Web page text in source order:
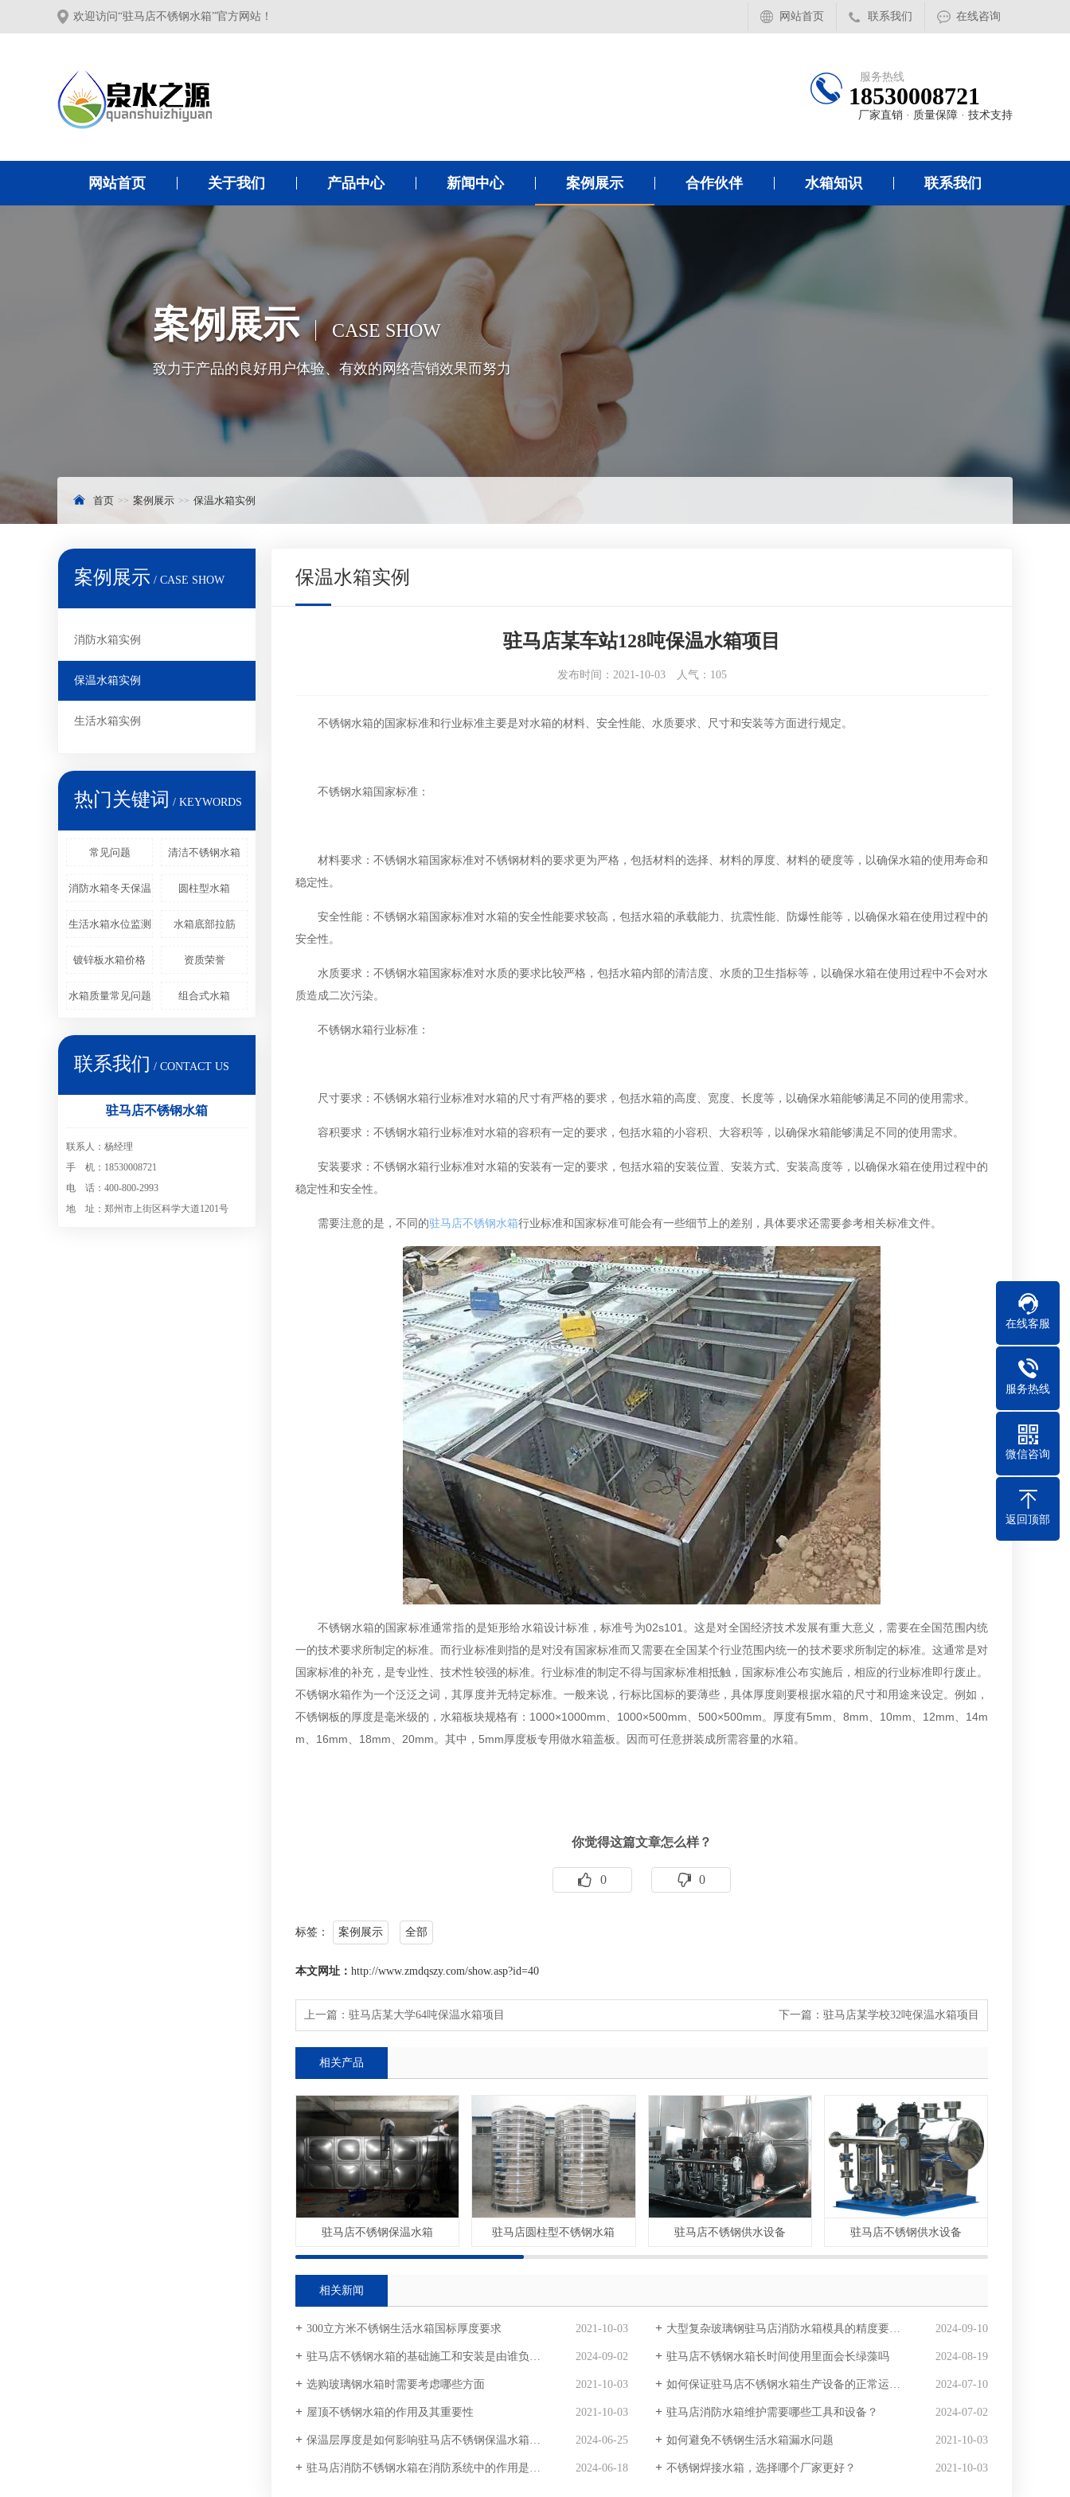
欢迎访问“驻马店不锈钢水箱”官方网站！ 网站首页 联系我们 在线咨询
服务热线
18530008721
厂家直销 · 质量保障 · 技术支持
网站首页 关于我们 产品中心 新闻中心 案例展示 合作伙伴 水箱知识 联系我们
案例展示 CASE SHOW
致力于产品的良好用户体验、有效的网络营销效果而努力
首页 案例展示 保温水箱实例
案例展示 / CASE SHOW
消防水箱实例
保温水箱实例
生活水箱实例
热门关键词 / KEYWORDS
常见问题 清洁不锈钢水箱
消防水箱冬天保温 圆柱型水箱
生活水箱水位监测 水箱底部拉筋
镀锌板水箱价格 资质荣誉
水箱质量常见问题 组合式水箱
联系我们 / CONTACT US
驻马店不锈钢水箱
联系人：杨经理
手 机：18530008721
电 话：400-800-2993
地 址：郑州市上街区科学大道1201号
保温水箱实例
驻马店某车站128吨保温水箱项目
发布时间：2021-10-03 人气： 105
不锈钢水箱的国家标准和行业标准主要是对水箱的材料、安全性能、水质要求、尺寸和安装等方面进行规定。
不锈钢水箱国家标准：
材料要求：不锈钢水箱国家标准对不锈钢材料的要求更为严格，包括材料的选择、材料的厚度、材料的硬度等，以确保水箱的使用寿命和
稳定性。
安全性能：不锈钢水箱国家标准对水箱的安全性能要求较高，包括水箱的承载能力、抗震性能、防爆性能等，以确保水箱在使用过程中的
安全性。
水质要求：不锈钢水箱国家标准对水质的要求比较严格，包括水箱内部的清洁度、水质的卫生指标等，以确保水箱在使用过程中不会对水
质造成二次污染。
不锈钢水箱行业标准：
尺寸要求：不锈钢水箱行业标准对水箱的尺寸有严格的要求，包括水箱的高度、宽度、长度等，以确保水箱能够满足不同的使用需求。
容积要求：不锈钢水箱行业标准对水箱的容积有一定的要求，包括水箱的小容积、大容积等，以确保水箱能够满足不同的使用需求。
安装要求：不锈钢水箱行业标准对水箱的安装有一定的要求，包括水箱的安装位置、安装方式、安装高度等，以确保水箱在使用过程中的
稳定性和安全性。
需要注意的是，不同的驻马店不锈钢水箱行业标准和国家标准可能会有一些细节上的差别，具体要求还需要参考相关标准文件。
不锈钢水箱的国家标准通常指的是矩形给水箱设计标准，标准号为02s101。这是对全国经济技术发展有重大意义，需要在全国范围内统
一的技术要求所制定的标准。而行业标准则指的是对没有国家标准而又需要在全国某个行业范围内统一的技术要求所制定的标准。这通常是对
国家标准的补充，是专业性、技术性较强的标准。行业标准的制定不得与国家标准相抵触，国家标准公布实施后，相应的行业标准即行废止。
不锈钢水箱作为一个泛泛之词，其厚度并无特定标准。一般来说，行标比国标的要薄些，具体厚度则要根据水箱的尺寸和用途来设定。例如，
不锈钢板的厚度是毫米级的，水箱板块规格有：1000×1000mm、1000×500mm、500×500mm。厚度有5mm、8mm、10mm、12mm、14m
m、16mm、18mm、20mm。其中，5mm厚度板专用做水箱盖板。因而可任意拼装成所需容量的水箱。
你觉得这篇文章怎么样？
0 0
标签： 案例展示 全部
本文网址： http://www.zmdqszy.com/show.asp?id=40
上一篇： 驻马店某大学64吨保温水箱项目 下一篇： 驻马店某学校32吨保温水箱项目
相关产品
驻马店不锈钢保温水箱 驻马店圆柱型不锈钢水箱 驻马店不锈钢供水设备 驻马店不锈钢供水设备
相关新闻
300立方米不锈钢生活水箱国标厚度要求 2021-10-03 大型复杂玻璃钢驻马店消防水箱模具的精度要求有多高？ 2024-09-10
驻马店不锈钢水箱的基础施工和安装是由谁负责？ 2024-09-02 驻马店不锈钢水箱长时间使用里面会长绿藻吗 2024-08-19
选购玻璃钢水箱时需要考虑哪些方面 2021-10-03 如何保证驻马店不锈钢水箱生产设备的正常运行？ 2024-07-10
屋顶不锈钢水箱的作用及其重要性 2021-10-03 驻马店消防水箱维护需要哪些工具和设备？ 2024-07-02
保温层厚度是如何影响驻马店不锈钢保温水箱的重量的？ 2024-06-25 如何避免不锈钢生活水箱漏水问题 2021-10-03
驻马店消防不锈钢水箱在消防系统中的作用是什么？ 2024-06-18 不锈钢焊接水箱，选择哪个厂家更好？ 2021-10-03
在线客服
服务热线
微信咨询
返回顶部